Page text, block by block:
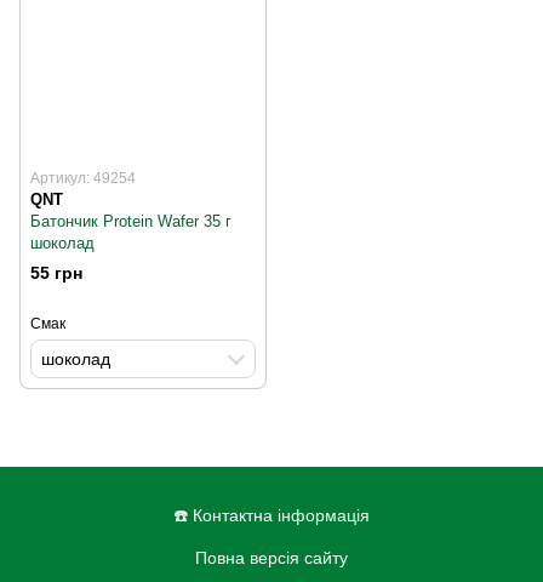
Артикул: 49254
QNT
Батончик Protein Wafer 35 г
шоколад
55 грн
Смак
шоколад
☎️ Контактна інформація
Повна версія сайту